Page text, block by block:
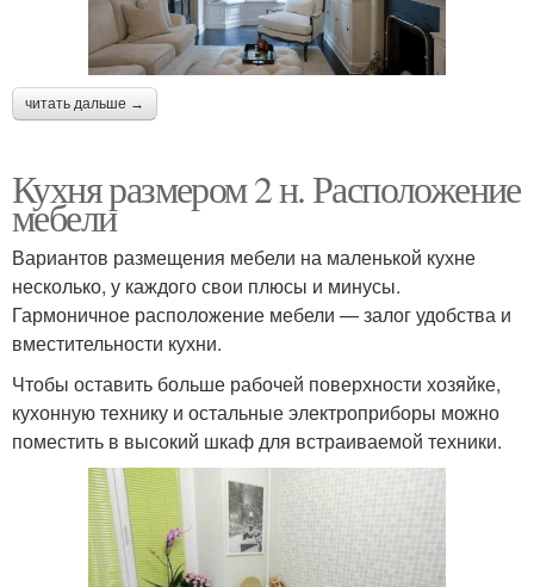
читать дальше →
Кухня размером 2 н. Расположение
мебели
Вариантов размещения мебели на маленькой кухне
несколько, у каждого свои плюсы и минусы.
Гармоничное расположение мебели — залог удобства и
вместительности кухни.
Чтобы оставить больше рабочей поверхности хозяйке,
кухонную технику и остальные электроприборы можно
поместить в высокий шкаф для встраиваемой техники.